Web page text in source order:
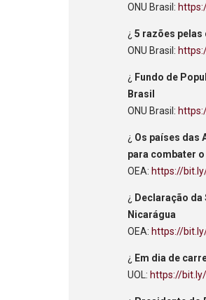
ONU Brasil:
¿5 razões pelas
ONU Brasil:
¿ Fundo de
Brasil
ONU Brasil:
¿ Os países das
para combater o
OEA: https://
¿ Declaração
Nicarágua
OEA: https://
¿ Em dia de
UOL: https://